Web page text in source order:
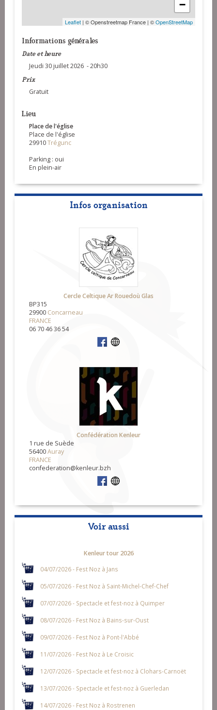
−
Leaflet | © Openstreetmap France | ©OpenStreetMap
Informations générales
Date et heure
Jeudi 30 juillet 2026 - 20h30
Prix
Gratuit
Lieu
Place de l'église
Place de l'église
29910Trégunc
Parking : oui
En plein-air
Infos organisation
Cercle Celtique Ar Rouedoù Glas
BP315
29900 Concarneau
FRANCE
06 70 46 36 54
Confédération Kenleur
1 rue de Suède
56400Auray
FRANCE
confederation@kenleur.bzh
Voir aussi
Kenleur tour 2026
04/07/2026 - Fest Noz à Jans
05/07/2026 - Fest Noz à Saint-Michel-Chef-Chef
07/07/2026 - Spectacle et fest-noz à Quimper
08/07/2026 - Fest Noz à Bains-sur-Oust
09/07/2026 - Fest Noz à Pont-l'Abbé
11/07/2026 - Fest Noz à Le Croisic
12/07/2026 - Spectacle et fest-noz à Clohars-Carnoët
13/07/2026 - Spectacle et fest-noz à Guerledan
14/07/2026 - Fest Noz à Rostrenen